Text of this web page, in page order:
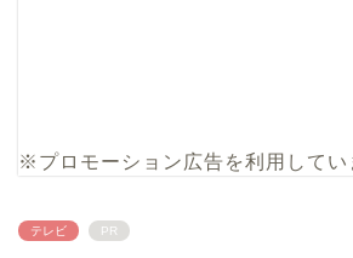
※プロモーション広告を利用してい
テレビ PR